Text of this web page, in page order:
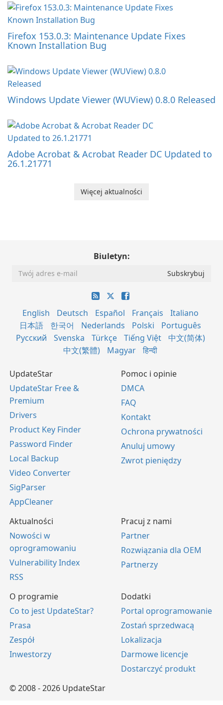
Firefox 153.0.3: Maintenance Update Fixes
Known Installation Bug
Windows Update Viewer (WUView) 0.8.0 Released
Adobe Acrobat & Acrobat Reader DC Updated to
26.1.21771
Więcej aktualności
Biuletyn:
English Deutsch Español Français
Italiano
日本語
한국어 Nederlands Polski
Português
Русский
Svenska Türkçe Tiếng Việt
中文(简体)
中文(繁體)
Magyar हिन्दी
UpdateStar
UpdateStar Free &
Premium
Drivers
Product Key Finder
Password Finder
Local Backup
Video Converter
SigParser
AppCleaner
Pomoc i opinie
DMCA
FAQ
Kontakt
Ochrona prywatności
Anuluj umowy
Zwrot pieniędzy
Aktualności
Nowości w
oprogramowaniu
Vulnerability Index
RSS
Pracuj z nami
Partner
Rozwiązania dla OEM
Partnerzy
O programie
Co to jest UpdateStar?
Prasa
Zespół
Inwestorzy
Dodatki
Portal oprogramowanie
Zostań sprzedwacą
Lokalizacja
Darmowe licencje
Dostarczyć produkt
© 2008 - 2026 UpdateStar